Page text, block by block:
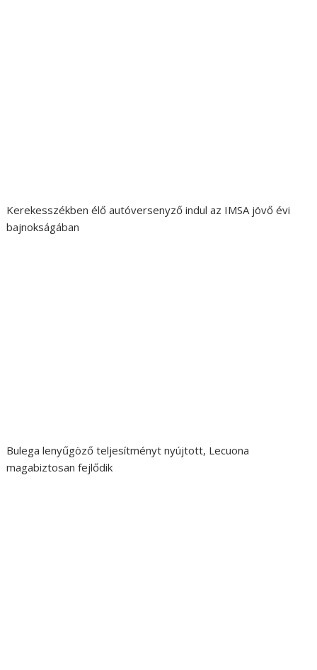
Kerekesszékben élő autóversenyző indul az IMSA jövő évi
bajnokságában
Bulega lenyűgöző teljesítményt nyújtott, Lecuona
magabiztosan fejlődik